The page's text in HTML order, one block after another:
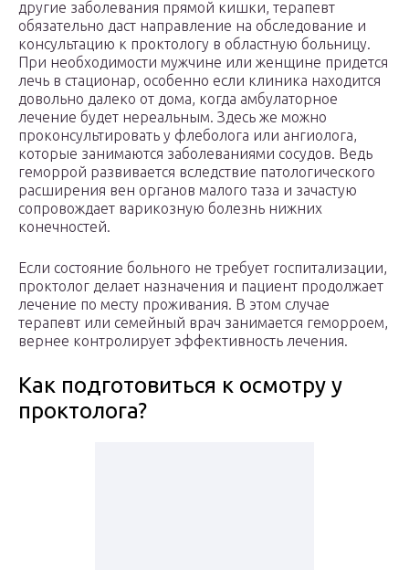
другие заболевания прямой кишки, терапевт
обязательно даст направление на обследование и
консультацию к проктологу в областную больницу.
При необходимости мужчине или женщине придется
лечь в стационар, особенно если клиника находится
довольно далеко от дома, когда амбулаторное
лечение будет нереальным. Здесь же можно
проконсультировать у флеболога или ангиолога,
которые занимаются заболеваниями сосудов. Ведь
геморрой развивается вследствие патологического
расширения вен органов малого таза и зачастую
сопровождает варикозную болезнь нижних
конечностей.
Если состояние больного не требует госпитализации,
проктолог делает назначения и пациент продолжает
лечение по месту проживания. В этом случае
терапевт или семейный врач занимается геморроем,
вернее контролирует эффективность лечения.
Как подготовиться к осмотру у
проктолога?